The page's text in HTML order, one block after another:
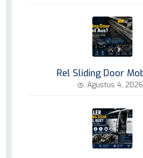
Rel Sliding Door
Agustus 4, 2026